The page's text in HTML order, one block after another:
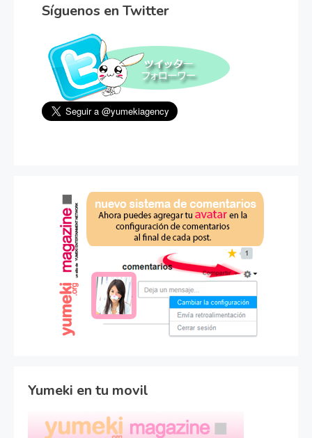
Síguenos en Twitter
Yumeki en tu movil